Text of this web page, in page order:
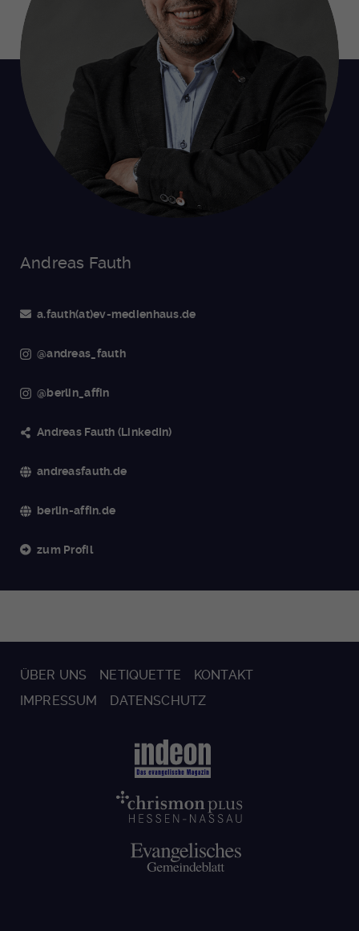
Andreas Fauth
a.fauth(at)ev-medienhaus.de
@andreas_fauth
@berlin_affin
Andreas Fauth (LinkedIn)
andreasfauth.de
berlin-affin.de
zum Profil
ÜBER UNS NETIQUETTE
KONTAKT
IMPRESSUM
DATENSCHUTZ